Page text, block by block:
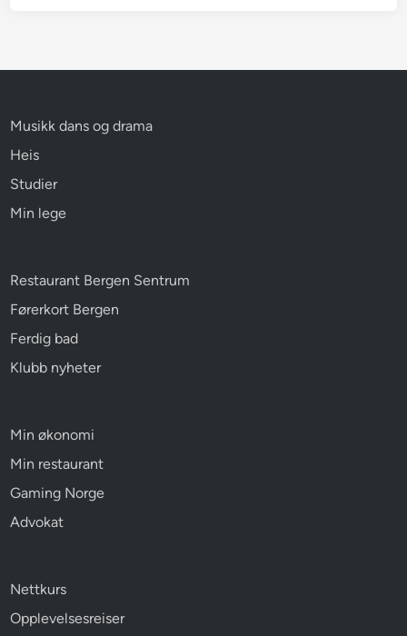
Musikk dans og drama
Heis
Studier
Min lege
Restaurant Bergen Sentrum
Førerkort Bergen
Ferdig bad
Klubb nyheter
Min økonomi
Min restaurant
Gaming Norge
Advokat
Nettkurs
Opplevelsesreiser